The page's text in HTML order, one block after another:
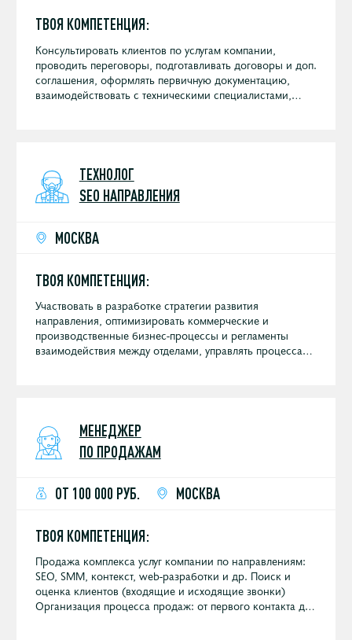
ТВОЯ КОМПЕТЕНЦИЯ:
Консультировать клиентов по услугам компании,
проводить переговоры, подготавливать договоры и доп.
соглашения, оформлять первичную документацию,
взаимодействовать с техническими специалистами,
ТЕХНОЛОГ
SEO НАПРАВЛЕНИЯ
МОСКВА
ТВОЯ КОМПЕТЕНЦИЯ:
Участвовать в разработке стратегии развития
направления, оптимизировать коммерческие и
производственные бизнес-процессы и регламенты
взаимодействия между отделами, управлять процессами
МЕНЕДЖЕР
ПО ПРОДАЖАМ
ОТ 100 000 РУБ. МОСКВА
ТВОЯ КОМПЕТЕНЦИЯ:
Продажа комплекса услуг компании по направлениям:
SEO, SMM, контекст, web-разработки и др. Поиск и
оценка клиентов (входящие и исходящие звонки)
Организация процесса продаж: от первого контакта до